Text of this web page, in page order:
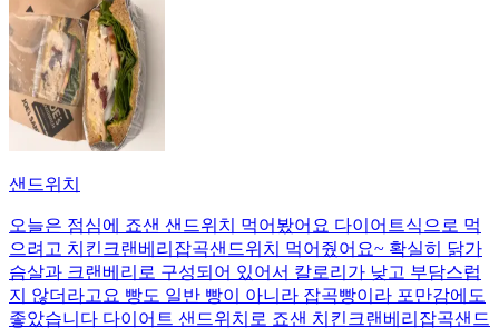
샌드위치
오늘은 점심에 죠샌 샌드위치 먹어봤어요 다이어트식으로 먹
으려고 치킨크랜베리잡곡샌드위치 먹어줬어요~ 확실히 닭가
슴살과 크랜베리로 구성되어 있어서 칼로리가 낮고 부담스럽
지 않더라고요 빵도 일반 빵이 아니라 잡곡빵이라 포만감에도
좋았습니다 다이어트 샌드위치로 죠샌 치킨크랜베리잡곡샌드